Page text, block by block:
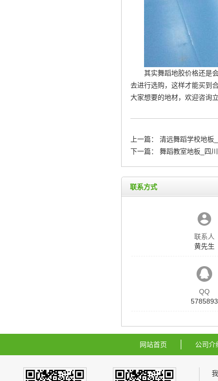
其实舞蹈地胶价格还是
去进行选购，这样才能买到
大家想要的地材，欢迎咨询
上一篇：
清远舞蹈学校地板
下一篇：
舞蹈教室地板_四
联系方式
联系人
黄先生
QQ
5785893
网站首页 公司介